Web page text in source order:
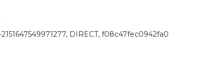
DIRECT, f08c47fec0942fa0